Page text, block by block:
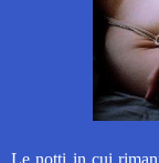
Le notti in cui